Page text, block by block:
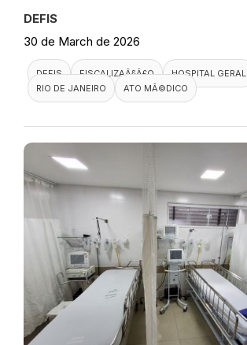
DEFIS
30 de March de 2026
DEFIS FISCALIZAÃ§Ã£O
HOSPITAL GERAL
RIO DE JANEIRO
ATO MÃ©DICO